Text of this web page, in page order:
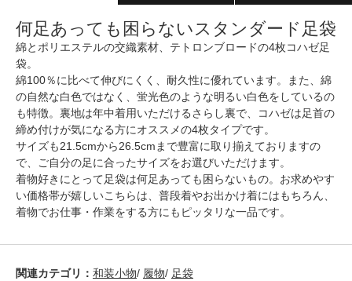
何足あっても困らないスタンダード足袋
綿とポリエステルの交織素材、テトロンブロードの4枚コハゼ足
袋。
綿100％に比べて伸びにくく、耐久性に優れています。また、綿
の自然な白色ではなく、蛍光色のような明るい白色をしているの
も特徴。裏地は年中着用いただけるさらし裏で、コハゼは足首の
締め付けが気になる方にオススメの4枚タイプです。
サイズも21.5cmから26.5cmまで豊富に取り揃えておりますの
で、ご自分の足に合ったサイズをお選びいただけます。
着物好きにとって足袋は何足あっても困らないもの。お求めやす
い価格帯が嬉しいこちらは、普段着やお出かけ着にはもちろん、
着物でお仕事・作業をする方にもピッタリな一品です。
関連カテゴリ： 和装小物/ 履物/ 足袋